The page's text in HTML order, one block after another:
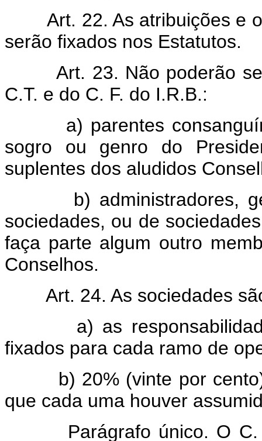
Art. 22. As atribuições e
serão fixados nos Estatutos.
Art. 23. Não poderão
C.T. e do C. F. do I.R.B.:
a) parentes
sogro ou genro do
suplentes dos aludidos
b) administradores,
sociedades, ou de
faça parte algum outro
Conselhos.
Art. 24. As sociedades
a) as responsabilidades
fixados para cada ramo de
b) 20% (vinte por cento),
que cada uma houver
Parágrafo único. O C. T.